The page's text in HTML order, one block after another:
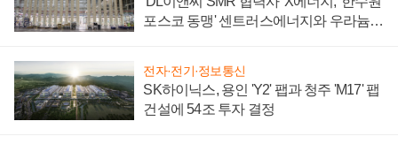
포스코 동맹' 센트러스에너지와 우라늄
전자·전기·정보통신
SK하이닉스, 용인 'Y2' 팹과 청주 'M17' 팹
건설에 54조 투자 결정